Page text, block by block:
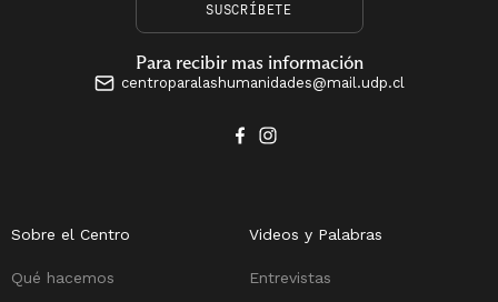
SUSCRÍBETE
Para recibir mas información
centroparalashumanidades@mail.udp.cl
Sobre el Centro
Qué hacemos
Videos y Palabras
Entrevistas